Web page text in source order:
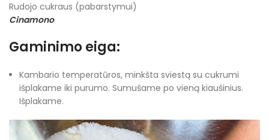
Rudojo cukraus (pabarstymui)
Cinamono
Gaminimo eiga:
Kambario temperatūros, minkšta sviestą su cukrumi
išplakame iki purumo. Sumušame po vieną kiaušinius.
Išplakame.